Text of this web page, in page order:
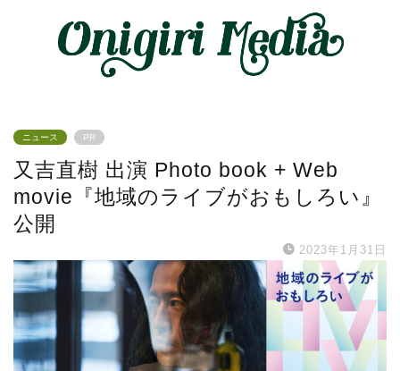
ニュース PR
又吉直樹 出演 Photo book + Web
movie『地域のライブがおもしろい』
公開
2023年1月31日